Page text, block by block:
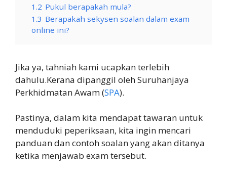
1.2 Pukul berapakah mula?
1.3 Berapakah sekysen soalan dalam exam
online ini?
Jika ya, tahniah kami ucapkan terlebih
dahulu.Kerana dipanggil oleh Suruhanjaya
Perkhidmatan Awam (SPA).
Pastinya, dalam kita mendapat tawaran untuk
menduduki peperiksaan, kita ingin mencari
panduan dan contoh soalan yang akan ditanya
ketika menjawab exam tersebut.